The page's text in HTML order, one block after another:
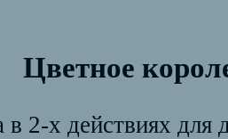
Цветное
в 2-х действиях для